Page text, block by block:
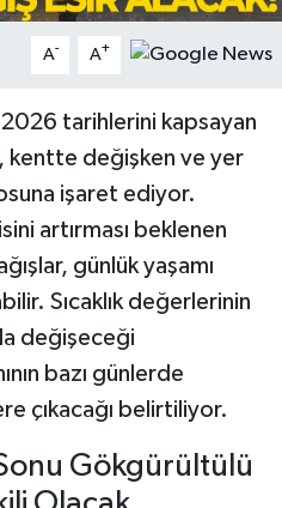
A- A+
2026 tarihlerini kapsayan
kentte değişken ve yer
işaret ediyor.
artırması beklenen
günlük yaşamı
Sıcaklık değerlerinin
değişeceği
bazı günlerde
çıkacağı belirtiliyor.
Gökgürültülü